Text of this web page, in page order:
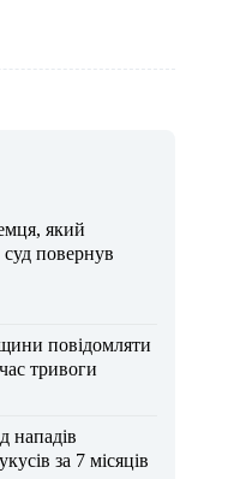
який
повернув
повідомляти
тривоги
нападів
за 7 місяців